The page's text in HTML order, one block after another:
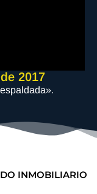
2017
INMOBILIARIO